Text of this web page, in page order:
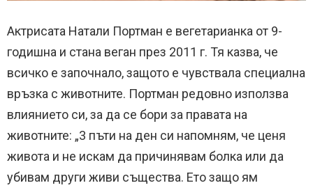
Актрисата Натали Портман е вегетарианка от 9-
годишна и стана веган през 2011 г. Тя казва, че
всичко е започнало, защото е чувствала специална
връзка с животните. Портман редовно използва
влиянието си, за да се бори за правата на
животните: „3 пъти на ден си напомням, че ценя
живота и не искам да причинявам болка или да
убивам други живи същества. Ето защо ям